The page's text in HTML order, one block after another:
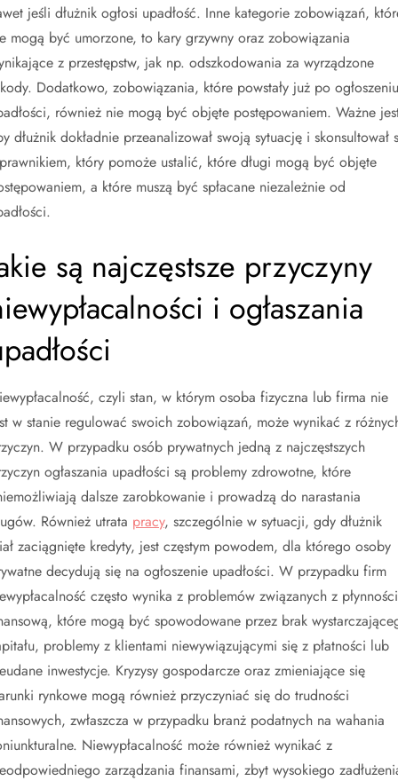
jeśli dłużnik ogłosi upadłość. Inne kategorie zobowiązań,
mogą być umorzone, to kary grzywny oraz zobowiązania
z przestępstw, jak np. odszkodowania za wyrządzone
Dodatkowo, zobowiązania, które powstały już po ogłoszeniu
również nie mogą być objęte postępowaniem. Ważne
dłużnik dokładnie przeanalizował swoją sytuację i skonsultował
który pomoże ustalić, które długi mogą być objęte
a które muszą być spłacane niezależnie od
są najczęstsze przyczyny
i ogłaszania
czyli stan, w którym osoba fizyczna lub firma nie
w stanie regulować swoich zobowiązań, może wynikać z
W przypadku osób prywatnych jedną z najczęstszych
ogłaszania upadłości są problemy zdrowotne, które
dalsze zarobkowanie i prowadzą do narastania
Również utrata pracy, szczególnie w sytuacji, gdy dłużnik
zaciągnięte kredyty, jest częstym powodem, dla którego osoby
decydują się na ogłoszenie upadłości. W przypadku firm
często wynika z problemów związanych z
które mogą być spowodowane przez brak
problemy z klientami niewywiązującymi się z płatności lub
inwestycje. Kryzysy gospodarcze oraz zmieniające się
rynkowe mogą również przyczyniać się do trudności
zwłaszcza w przypadku branż podatnych na wahania
Niewypłacalność może również wynikać z
zarządzania finansami, zbyt wysokiego